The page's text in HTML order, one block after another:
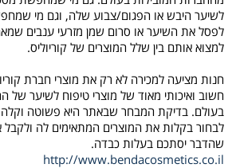
לשיער היבש או הפגום/צבוע שלה, וגם מי
לפסל את השיער או סרום שמן מזרעי ענבים
למצוא אותם בין שלל המוצרים של קוריוליס.
חנות מציעה למכירה לא רק את מוצרי חברת
חשוב ואיכותי מאוד של מוצרי טיפוח לשיער של
בעולם. בדיקת המבחר שבאתר היא פשוטה
לבחור בקלות את המוצרים המתאימים לה ולקבל
שהדבר יסתכם בעלות כבדה.
http://www.bendacosmetics.co.il